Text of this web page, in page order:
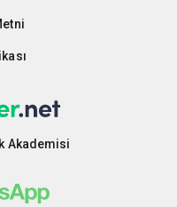
Akademisi